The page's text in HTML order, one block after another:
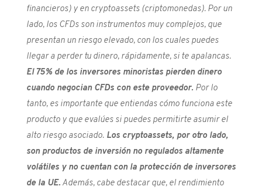
financieros) y en cryptoassets (criptomonedas). Por un
lado, los CFDs son instrumentos muy complejos, que
presentan un riesgo elevado, con los cuales puedes
llegar a perder tu dinero, rápidamente, si te apalancas.
El 75% de los inversores minoristas pierden dinero
cuando negocian CFDs con este proveedor. Por lo
tanto, es importante que entiendas cómo funciona este
producto y que evalúes si puedes permitirte asumir el
alto riesgo asociado.Los cryptoassets, por otro lado,
son productos de inversión no regulados altamente
volátiles y no cuentan con la protección de inversores
de la UE. Además, cabe destacar que, el rendimiento